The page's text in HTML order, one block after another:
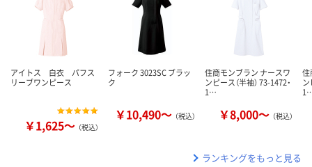
アイトス 白衣 パフス
リーブワンピース
￥1,625～ （税込）
フォーク 3023SC ブラッ
ク
￥10,490～ （税込）
住商モンブラン ナースワ
ンピース（半袖） 73-1472・
1…
￥8,000～ （税込）
住
ン
ランキングをもっと見る